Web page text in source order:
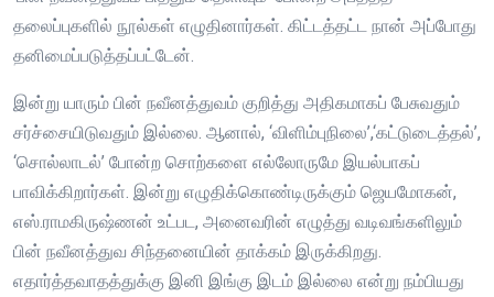
தலைப்புகளில் நூல்கள் எழுதினார்கள். கிட்டத்தட்ட நான் அப்போது
தனிமைப்படுத்தப்பட்டேன்.
இன்று யாரும் பின் நவீனத்துவம் குறித்து அதிகமாகப் பேசுவதும்
சர்ச்சையிடுவதும் இல்லை. ஆனால், ‘விளிம்புநிலை’,‘கட்டுடைத்தல்’,
‘சொல்லாடல்’ போன்ற சொற்களை எல்லோருமே இயல்பாகப்
பாவிக்கிறார்கள். இன்று எழுதிக்கொண்டிருக்கும் ஜெயமோகன்,
எஸ்.ராமகிருஷ்ணன் உட்பட, அனைவரின் எழுத்து வடிவங்களிலும்
பின் நவீனத்துவ சிந்தனையின் தாக்கம் இருக்கிறது.
எதார்த்தவாதத்துக்கு இனி இங்கு இடம் இல்லை என்று நம்பியது